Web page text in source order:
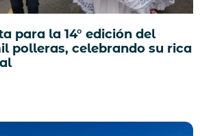
para la 14° edición del
polleras, celebrando su rica